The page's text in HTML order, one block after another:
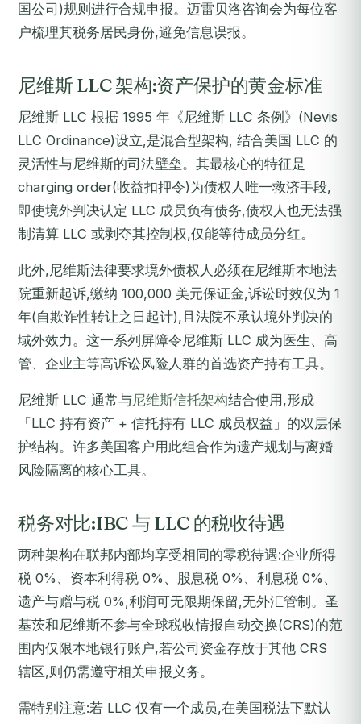
国公司)规则进行合规申报。迈雷贝洛咨询会为每位客
户梳理其税务居民身份,避免信息误报。
尼维斯 LLC 架构:资产保护的黄金标准
尼维斯 LLC 根据 1995 年《尼维斯 LLC 条例》(Nevis
LLC Ordinance)设立,是混合型架构, 结合美国 LLC 的
灵活性与尼维斯的司法壁垒。其最核心的特征是
charging order(收益扣押令)为债权人唯一救济手段,
即使境外判决认定 LLC 成员负有债务,债权人也无法强
制清算 LLC 或剥夺其控制权,仅能等待成员分红。
此外,尼维斯法律要求境外债权人必须在尼维斯本地法
院重新起诉,缴纳 100,000 美元保证金,诉讼时效仅为 1
年(自欺诈性转让之日起计),且法院不承认境外判决的
域外效力。这一系列屏障令尼维斯 LLC 成为医生、高
管、企业主等高诉讼风险人群的首选资产持有工具。
尼维斯 LLC 通常与尼维斯信托架构结合使用,形成
「LLC 持有资产 + 信托持有 LLC 成员权益」的双层保
护结构。许多美国客户用此组合作为遗产规划与离婚
风险隔离的核心工具。
税务对比:IBC 与 LLC 的税收待遇
两种架构在联邦内部均享受相同的零税待遇:企业所得
税 0%、资本利得税 0%、股息税 0%、利息税 0%、
遗产与赠与税 0%,利润可无限期保留,无外汇管制。圣
基茨和尼维斯不参与全球税收情报自动交换(CRS)的范
围内仅限本地银行账户,若公司资金存放于其他 CRS
辖区,则仍需遵守相关申报义务。
需特别注意:若 LLC 仅有一个成员,在美国税法下默认